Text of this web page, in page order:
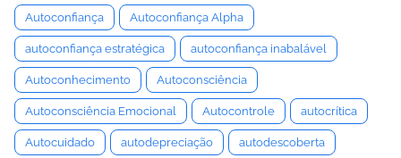
Autoconfiança Autoconfiança Alpha
autoconfiança estratégica autoconfiança inabalável
Autoconhecimento Autoconsciência
Autoconsciência Emocional Autocontrole autocrítica
Autocuidado autodepreciação autodescoberta